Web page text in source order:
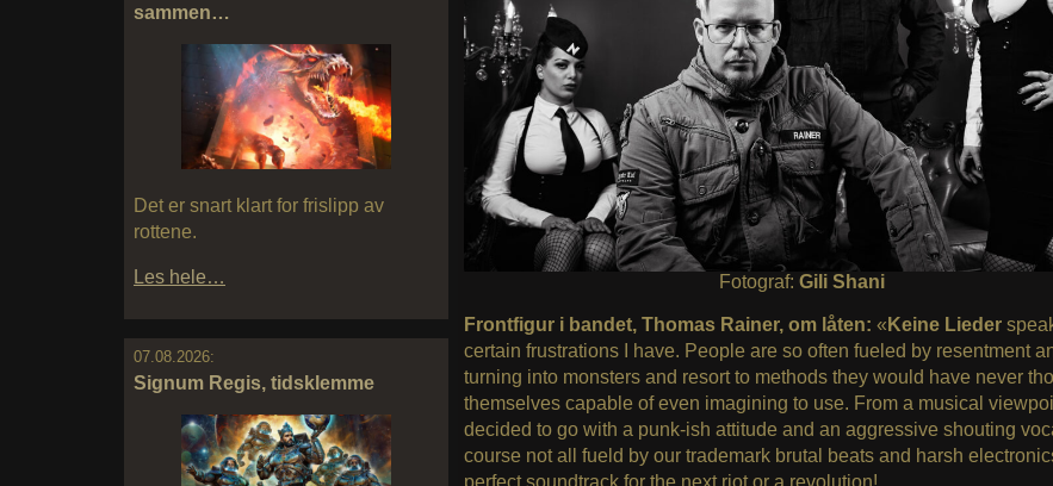
sammen…
Det er snart klart for frislipp av
rottene.
Les hele…
07.08.2026:
Signum Regis, tidsklemme
Fotograf: Gili Shani
Frontfigur i bandet, Thomas Rainer, om låten: « Keine Lieder
certain frustrations I have. People are so often fueled by resentment
turning into monsters and resort to methods they would have never
themselves capable of even imagining to use. From a musical
decided to go with a punk-ish attitude and an aggressive shouting
course not all fueld by our trademark brutal beats and harsh
perfect soundtrack for the next riot or a revolution!